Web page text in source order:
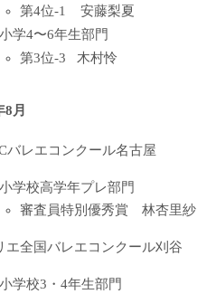
第4位-1 安藤梨夏
小学4〜6年生部門
第3位-3 木村怜
8月
バレエコンクール名古屋
小学校高学年プレ部門
審査員特別優秀賞 林杏里紗
エ全国バレエコンクール刈谷
小学校3・4年生部門